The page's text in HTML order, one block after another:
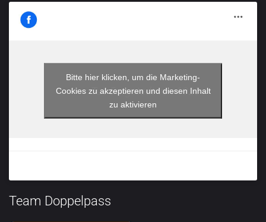
Tus Bargstedt von 1920
Bitte hier klicken, um die Marketing-
Cookies zu akzeptieren und diesen Inhalt
zu aktivieren
Team Doppelpass